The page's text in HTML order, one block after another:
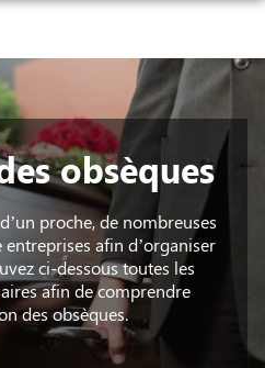
obsèques
proche, de nombreuses
afin d’organiser
ci-dessous toutes les
afin de comprendre
des obsèques.